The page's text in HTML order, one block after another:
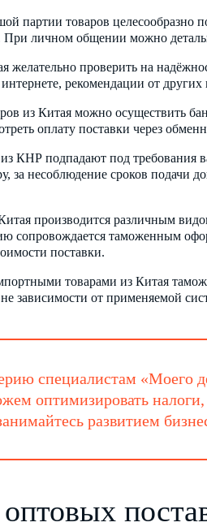
партии товаров целесообразно
При личном общении можно
желательно проверить на
рекомендации от других
из Китая можно осуществить
оплату поставки через
КНР подпадают под требования
за несоблюдение сроков подачи
производится различным
сопровождается таможенным
поставки.
товарами из Китая
зависимости от применяемой
специалистам «Моего
оптимизировать
развитием